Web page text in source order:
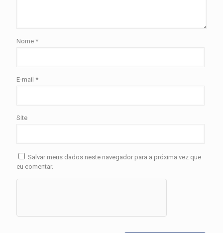
Nome *
E-mail *
Site
Salvar meus dados neste navegador para a próxima vez que
eu comentar.